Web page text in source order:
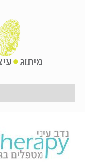
16 בינואר 2017